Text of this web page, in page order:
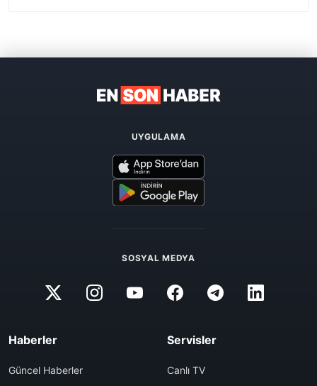
UYGULAMA
SOSYAL MEDYA
Haberler
Güncel Haberler
Servisler
Canlı TV